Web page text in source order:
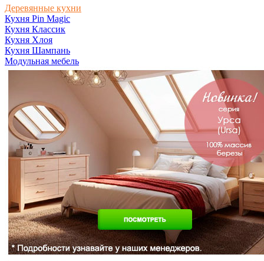
Деревянные кухни
Кухня Pin Magic
Кухня Классик
Кухня Хлоя
Кухня Шампань
Модульная мебель